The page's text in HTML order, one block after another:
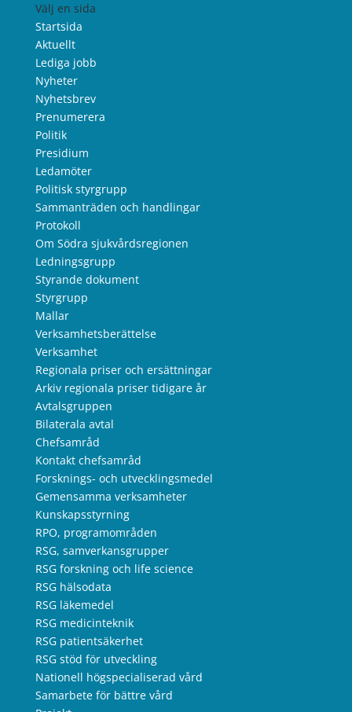
Välj en sida
Startsida
Aktuellt
Lediga jobb
Nyheter
Nyhetsbrev
Prenumerera
Politik
Presidium
Ledamöter
Politisk styrgrupp
Sammanträden och handlingar
Protokoll
Om Södra sjukvårdsregionen
Ledningsgrupp
Styrande dokument
Styrgrupp
Mallar
Verksamhetsberättelse
Verksamhet
Regionala priser och ersättningar
Arkiv regionala priser tidigare år
Avtalsgruppen
Bilaterala avtal
Chefsamråd
Kontakt chefsamråd
Forsknings- och utvecklingsmedel
Gemensamma verksamheter
Kunskapsstyrning
RPO, programområden
RSG, samverkansgrupper
RSG forskning och life science
RSG hälsodata
RSG läkemedel
RSG medicinteknik
RSG patientsäkerhet
RSG stöd för utveckling
Nationell högspecialiserad vård
Samarbete för bättre vård